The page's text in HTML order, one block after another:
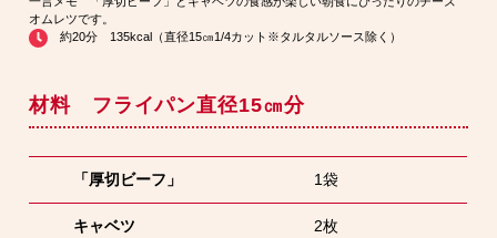
オムレツです。
約20分 135kcal（直径15㎝1/4カット※タルタルソース除く）
材料 フライパン直径15㎝分
「厚切ビーフ」 1袋
キャベツ 2枚